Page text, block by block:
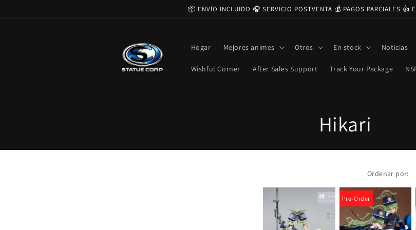
📦 ENVÍO INCLUIDO 🎧 SERVICIO POSTVENTA 💰 PAGOS PARCIALES 👍
Hogar Mejores animes Otros En stock Noticias
Wishful Corner After Sales Support Track Your Package
C
o
e
Hikari
Ordenar por:
Pre-Order